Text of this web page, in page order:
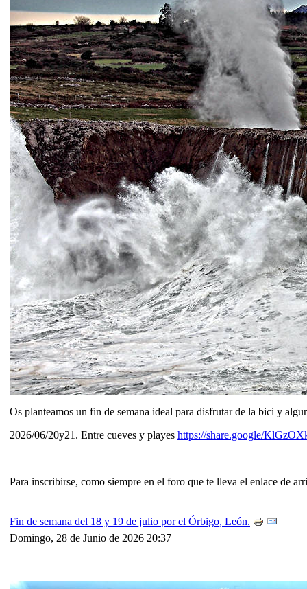
Os planteamos un fin de semana ideal para disfrutar de la bici y
2026/06/20y21. Entre cueves y playes https://share.google/
Para inscribirse, como siempre en el foro que te lleva el enlace de
Fin de semana del 18 y 19 de julio por el Órbigo, León.
Domingo, 28 de Junio de 2026 20:37